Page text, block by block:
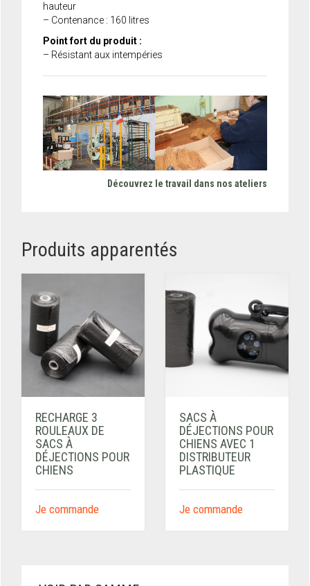
hauteur
– Contenance : 160 litres
Point fort du produit :
– Résistant aux intempéries
Découvrez le travail dans nos ateliers
Produits apparentés
RECHARGE 3
ROULEAUX DE
SACS À
DÉJECTIONS POUR
CHIENS
Je commande
SACS À
DÉJECTIONS POUR
CHIENS AVEC 1
DISTRIBUTEUR
PLASTIQUE
Je commande